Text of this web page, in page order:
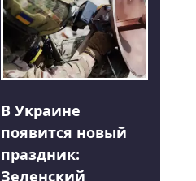
В Украине
появится новый
праздник:
Зеленский